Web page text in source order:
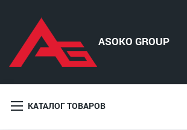
КАТАЛОГ ТОВАРОВ